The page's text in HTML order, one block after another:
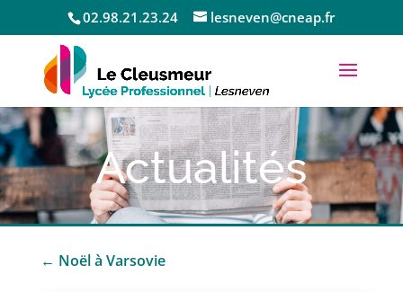
02.98.21.23.24 lesneven@cneap.fr
Actualités
← Noël à Varsovie